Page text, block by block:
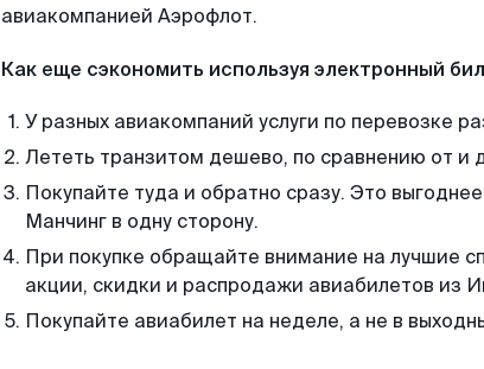
авиакомпанией Аэрофлот.
Как еще сэкономить используя электронный
У разных авиакомпаний услуги по перевозке
Лететь транзитом дешево, по сравнению от и
Покупайте туда и обратно сразу. Это
Манчинг в одну сторону.
При покупке обращайте внимание на лучшие
акции, скидки и распродажи авиабилетов из
Покупайте авиабилет на неделе, а не в